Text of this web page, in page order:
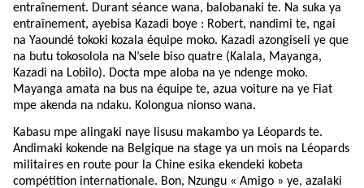
entraînement. Durant séance wana, balobanaki te. Na suka ya
entraînement, ayebisa Kazadi boye : Robert, nandimi te, ngai
na Yaoundé tokoki kozala équipe moko. Kazadi azongiseli ye que
na butu tokosolola na N’sele biso quatre (Kalala, Mayanga,
Kazadi na Lobilo). Docta mpe aloba na ye ndenge moko.
Mayanga amata na bus na équipe te, azua voiture na ye Fiat
mpe akenda na ndaku. Kolongua nionso wana.
Kabasu mpe alingaki naye lisusu makambo ya Léopards te.
Andimaki kokende na Belgique na stage ya un mois na Léopards
militaires en route pour la Chine esika ekendeki kobeta
compétition internationale. Bon, Nzungu « Amigo » ye, azalaki